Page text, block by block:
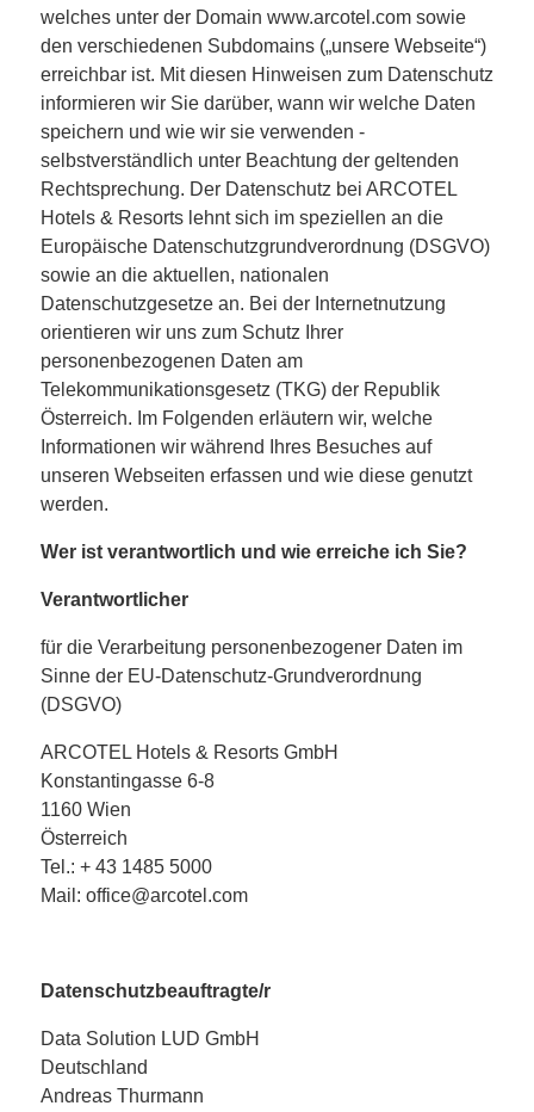
welches unter der Domain www.arcotel.com sowie
den verschiedenen Subdomains („unsere Webseite“)
erreichbar ist. Mit diesen Hinweisen zum Datenschutz
informieren wir Sie darüber, wann wir welche Daten
speichern und wie wir sie verwenden -
selbstverständlich unter Beachtung der geltenden
Rechtsprechung. Der Datenschutz bei ARCOTEL
Hotels & Resorts lehnt sich im speziellen an die
Europäische Datenschutzgrundverordnung (DSGVO)
sowie an die aktuellen, nationalen
Datenschutzgesetze an. Bei der Internetnutzung
orientieren wir uns zum Schutz Ihrer
personenbezogenen Daten am
Telekommunikationsgesetz (TKG) der Republik
Österreich. Im Folgenden erläutern wir, welche
Informationen wir während Ihres Besuches auf
unseren Webseiten erfassen und wie diese genutzt
werden.
Wer ist verantwortlich und wie erreiche ich Sie?
Verantwortlicher
für die Verarbeitung personenbezogener Daten im
Sinne der EU-Datenschutz-Grundverordnung
(DSGVO)
ARCOTEL Hotels & Resorts GmbH
Konstantingasse 6-8
1160 Wien
Österreich
Tel.: + 43 1485 5000
Mail: office@arcotel.com
Datenschutzbeauftragte/r
Data Solution LUD GmbH
Deutschland
Andreas Thurmann